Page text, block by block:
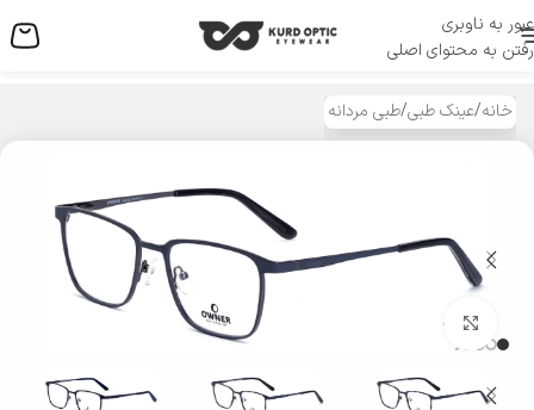
عبور به ناوبری
رفتن به محتوای اصلی
منو
خانه/عینک طبی/طبی مردانه
بزرگنمایی تصویر